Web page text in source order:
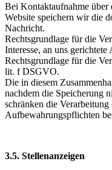
Bei Kontaktaufnahme über
Website speichern wir die
Nachricht.
Rechtsgrundlage für die
Interesse, an uns
Rechtsgrundlage für die
lit. f DSGVO.
Die in diesem
nachdem die Speicherung
schränken die
Aufbewahrungspflichten
3.5. Stellenanzeigen